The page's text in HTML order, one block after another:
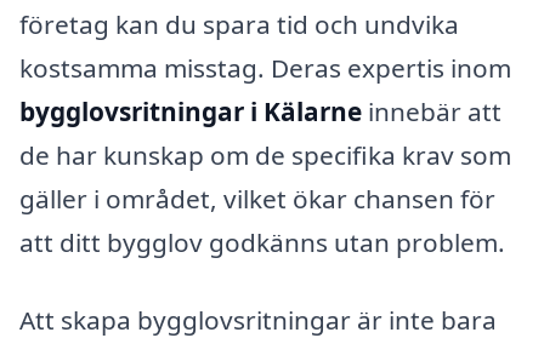
företag kan du spara tid och undvika
kostsamma misstag. Deras expertis inom
bygglovsritningar i Kälarne innebär att
de har kunskap om de specifika krav som
gäller i området, vilket ökar chansen för
att ditt bygglov godkänns utan problem.
Att skapa bygglovsritningar är inte bara